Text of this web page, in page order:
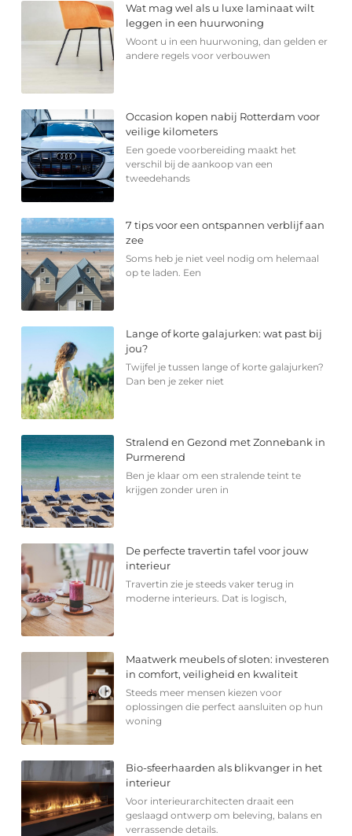
Wat mag wel als u luxe laminaat wilt
leggen in een huurwoning
Woont u in een huurwoning, dan gelden er
andere regels voor verbouwen
Occasion kopen nabij Rotterdam voor
veilige kilometers
Een goede voorbereiding maakt het
verschil bij de aankoop van een
tweedehands
7 tips voor een ontspannen verblijf aan
zee
Soms heb je niet veel nodig om helemaal
op te laden. Een
Lange of korte galajurken: wat past bij
jou?
Twijfel je tussen lange of korte galajurken?
Dan ben je zeker niet
Stralend en Gezond met Zonnebank in
Purmerend
Ben je klaar om een stralende teint te
krijgen zonder uren in
De perfecte travertin tafel voor jouw
interieur
Travertin zie je steeds vaker terug in
moderne interieurs. Dat is logisch,
Maatwerk meubels of sloten: investeren
in comfort, veiligheid en kwaliteit
Steeds meer mensen kiezen voor
oplossingen die perfect aansluiten op hun
woning
Bio-sfeerhaarden als blikvanger in het
interieur
Voor interieurarchitecten draait een
geslaagd ontwerp om beleving, balans en
verrassende details.